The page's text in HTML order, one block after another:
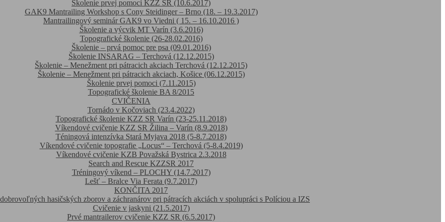
Školenie prvej pomoci KZZ SR (10.6.2017)
GAK9 Mantrailing Workshop s Cony Steidinger – Brno (18. – 19.3.2017)
Mantrailingový seminár GAK9 vo Viedni ( 15. – 16.10.2016 )
Školenie a výcvik MT Varín (3.6.2016)
Topografické školenie (26-28.02.2016)
Školenie – prvá pomoc pre psa (09.01.2016)
Školenie INSARAG – Terchová (12.12.2015)
Školenie – Menežment pri pátracich akciach Terchová (12.12.2015)
Školenie – Menežment pri pátracich akciach, Košice (06.12.2015)
Školenie prvej pomoci (7.11.2015)
Topografické školenie BA 8/2015
CVIČENIA
Tornádo v Kočoviach (23.4.2022)
Topografické školenie KZZ SR Varín (23-25.11.2018)
Víkendové cvičenie KZZ SR Žilina – Varín (8.9.2018)
Téningová intenzívka Stará Myjava 2018 (5-8.7.2018)
Víkendové cvičenie topografie „Locus“ – Terchová (5-8.4.2019)
Víkendové cvičenie KZB Považská Bystrica 2.3.2018
Search and Rescue KZZSR 2017
Tréningový víkend – PLOCHY (14.7.2017)
Lešť – Bralce Via Ferata (9.7.2017)
KONČITA 2017
hasičských zborov a záchranárov pri pátracích akciách v spolupráci s Políciou a IZS
Cvičenie v jaskyni (21.5.2017)
Prvé mantrailerov cvičenie KZZ SR (6.5.2017)